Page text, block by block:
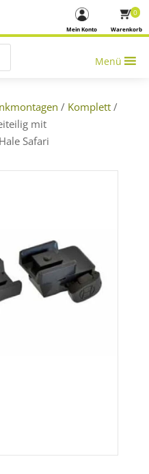
Warenkorb
0
Mein Konto
Menü
/ Komplett/
mit
Safari